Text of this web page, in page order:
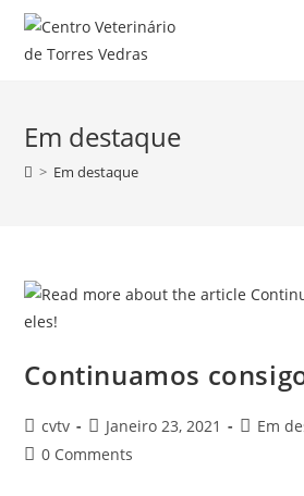
Em destaque
> Em destaque
Continuamos
cvtv Janeiro 23, 2021 Em
0 Comments